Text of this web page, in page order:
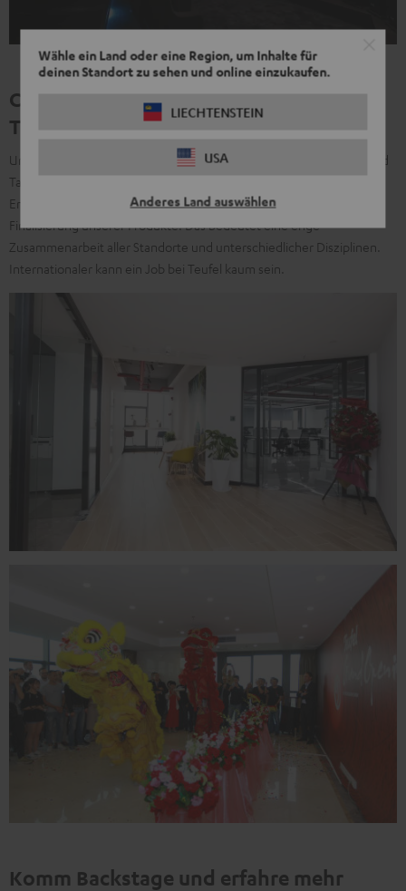
Wähle ein Land oder eine Region, um Inhalte für
deinen Standort zu sehen und online einzukaufen.
LIECHTENSTEIN
USA
Anderes Land auswählen
China – Der Sound von Dongguan und
TangXia
Unsere beiden asiatischen Niederlassungen liegen in Dongguan und
TangXia in der südchinesischen Provinz Guangdong. Auf Basis der
Entwicklung aus Berlin gehen wir hier in die Realisierung und
Finalisierung unserer Produkte. Das bedeutet eine enge
Zusammenarbeit aller Standorte und unterschiedlicher Disziplinen.
Internationaler kann ein Job bei Teufel kaum sein.
Komm Backstage und erfahre mehr